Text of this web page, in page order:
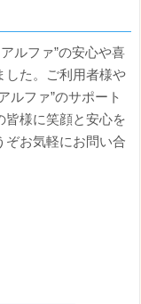
ルファ”の安心や喜
した。ご利用者様や
ルファ”のサポート
皆様に笑顔と安心を
ぞお気軽にお問い合